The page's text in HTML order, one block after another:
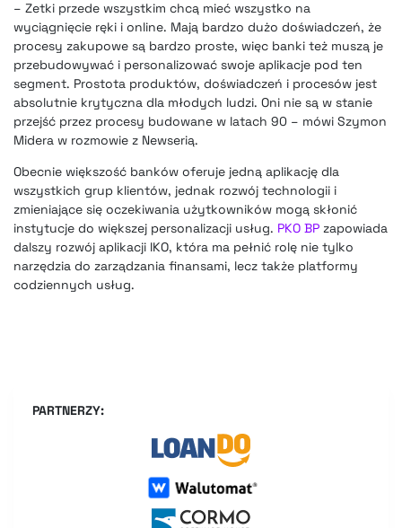
– Zetki przede wszystkim chcą mieć wszystko na
wyciągnięcie ręki i online. Mają bardzo dużo doświadczeń, że
procesy zakupowe są bardzo proste, więc banki też muszą je
przebudowywać i personalizować swoje aplikacje pod ten
segment. Prostota produktów, doświadczeń i procesów jest
absolutnie krytyczna dla młodych ludzi. Oni nie są w stanie
przejść przez procesy budowane w latach 90 – mówi Szymon
Midera w rozmowie z Newserią.
Obecnie większość banków oferuje jedną aplikację dla
wszystkich grup klientów, jednak rozwój technologii i
zmieniające się oczekiwania użytkowników mogą skłonić
instytucje do większej personalizacji usług. PKO BP zapowiada
dalszy rozwój aplikacji IKO, która ma pełnić rolę nie tylko
narzędzia do zarządzania finansami, lecz także platformy
codziennych usług.
PARTNERZY: